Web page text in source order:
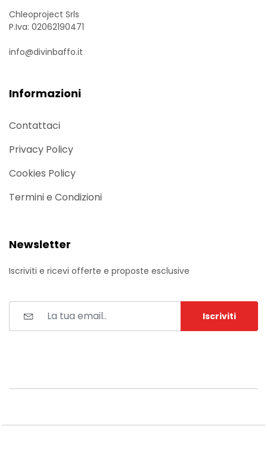
Chleoproject Srls
P.Iva: 02062190471
info@divinbaffo.it
Informazioni
Contattaci
Privacy Policy
Cookies Policy
Termini e Condizioni
Newsletter
Iscriviti e ricevi offerte e proposte esclusive
Iscriviti